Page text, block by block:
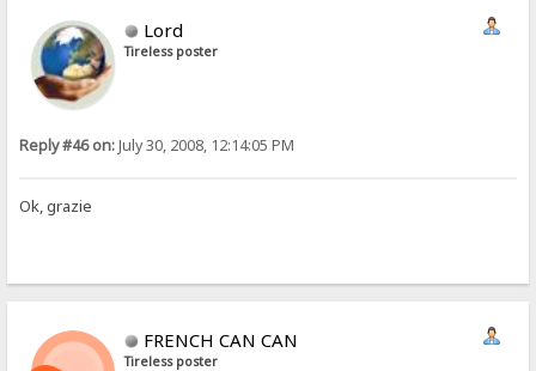
Lord
Tireless poster
Reply #46 on:July 30, 2008, 12:14:05 PM
Ok, grazie
FRENCH CAN CAN
Tireless poster